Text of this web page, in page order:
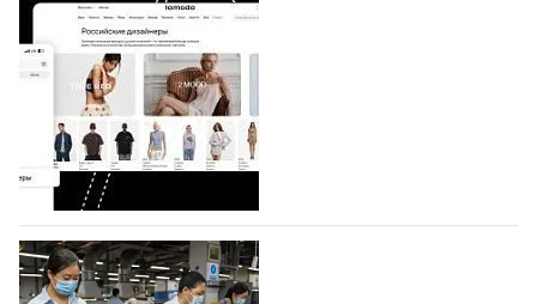
Shoes
Компания BALLINA Guangzhou Lihuang Footwear
Co., Ltd., основанная в 2011 году и расположенная в
Гуанчжоу, столице моды Китая, является
профессиональной обувной компанией,
объединяющей разработку, производство и…
07.08.2026 396
На платформе Lamoda - новый раздел и
условия продвижения локальных